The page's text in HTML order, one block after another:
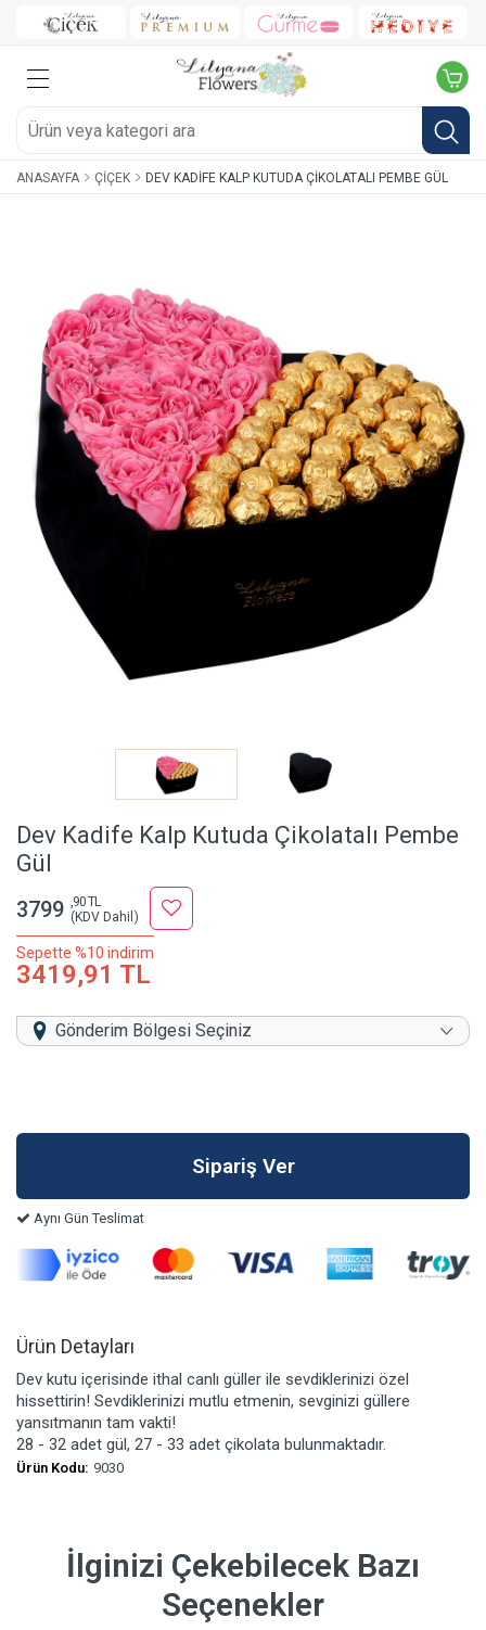
ANASAYFA ÇIÇEK DEV KADIFE KALP KUTUDA ÇIKOLATALI PEMBE GÜL
Dev Kadife Kalp Kutuda Çikolatalı Pembe
Gül
3799 ,90 TL
(KDV Dahil)
Sepette %10 indirim
3419,91 TL
Gönderim Bölgesi Seçiniz
Aynı Gün Teslimat
Ürün Detayları
Dev kutu içerisinde ithal canlı güller ile sevdiklerinizi özel
hissettirin! Sevdiklerinizi mutlu etmenin, sevginizi güllere
yansıtmanın tam vakti!
28 - 32 adet gül, 27 - 33 adet çikolata bulunmaktadır.
Ürün Kodu: 9030
İlginizi Çekebilecek Bazı
Seçenekler